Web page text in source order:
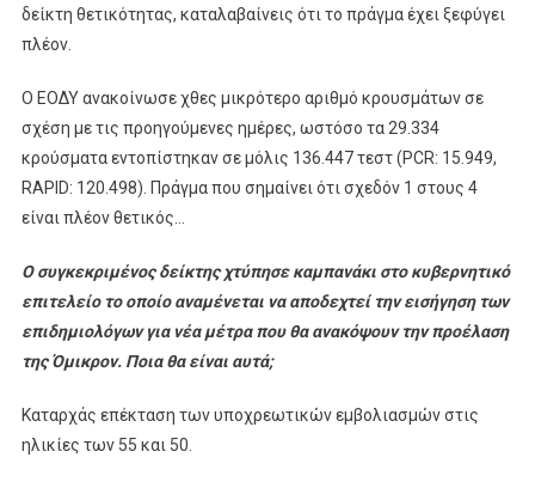
δείκτη θετικότητας, καταλαβαίνεις ότι το πράγμα έχει ξεφύγει
πλέον.
Ο ΕΟΔΥ ανακοίνωσε χθες μικρότερο αριθμό κρουσμάτων σε
σχέση με τις προηγούμενες ημέρες, ωστόσο τα 29.334
κρούσματα εντοπίστηκαν σε μόλις 136.447 τεστ (PCR: 15.949,
RAPID: 120.498). Πράγμα που σημαίνει ότι σχεδόν 1 στους 4
είναι πλέον θετικός…
Ο συγκεκριμένος δείκτης χτύπησε καμπανάκι στο κυβερνητικό
επιτελείο το οποίο αναμένεται να αποδεχτεί την εισήγηση των
επιδημιολόγων για νέα μέτρα που θα ανακόψουν την προέλαση
της Όμικρον. Ποια θα είναι αυτά;
Καταρχάς επέκταση των υποχρεωτικών εμβολιασμών στις
ηλικίες των 55 και 50.